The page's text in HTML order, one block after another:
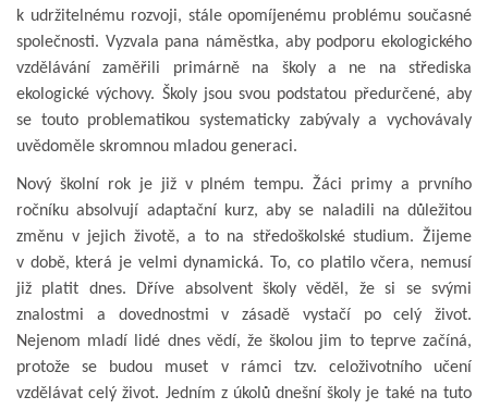
k udržitelnému rozvoji, stále opomíjenému problému současné
společnosti. Vyzvala pana náměstka, aby podporu ekologického
vzdělávání zaměřili primárně na školy a ne na střediska
ekologické výchovy. Školy jsou svou podstatou předurčené, aby
se touto problematikou systematicky zabývaly a vychovávaly
uvědoměle skromnou mladou generaci.
Nový školní rok je již v plném tempu. Žáci primy a prvního
ročníku absolvují adaptační kurz, aby se naladili na důležitou
změnu v jejich životě, a to na středoškolské studium. Žijeme
v době, která je velmi dynamická. To, co platilo včera, nemusí
již platit dnes. Dříve absolvent školy věděl, že si se svými
znalostmi a dovednostmi v zásadě vystačí po celý život.
Nejenom mladí lidé dnes vědí, že školou jim to teprve začíná,
protože se budou muset v rámci tzv. celoživotního učení
vzdělávat celý život. Jedním z úkolů dnešní školy je také na tuto